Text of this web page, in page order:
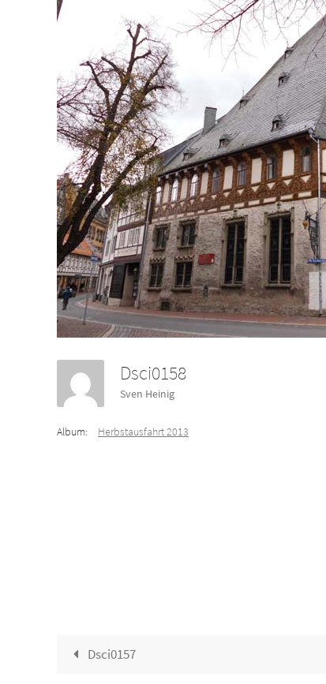
Dsci0158
Sven Heinig
Album: Herbstausfahrt 2013
Dsci0157